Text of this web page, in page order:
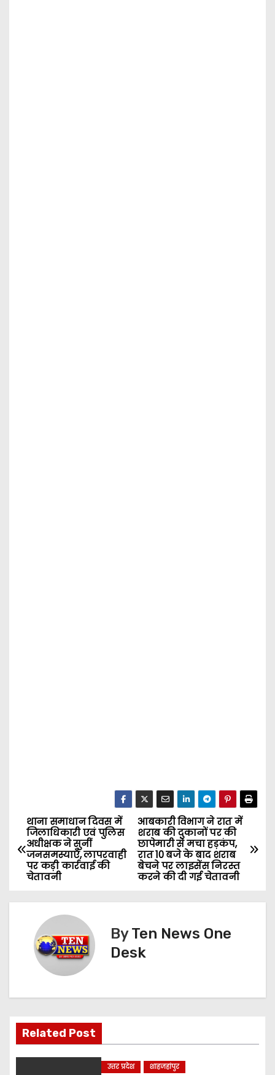
P
o
s
t
g
a
आबकारी विभाग ने रात में
शराब की दुकानों पर की
छापेमारी से मचा हड़कंप,
रात 10 बजे के बाद शराब
बेचने पर लाइसेंस निरस्त
करने की दी गई चेतावनी
थाना समाधान दिवस में
जिलाधिकारी एवं पुलिस
अधीक्षक ने सुनीं
जनसमस्याएँ, लापरवाही
पर कड़ी कार्रवाई की
चेतावनी
ByTen News One
Desk
Related Post
उत्तर प्रदेश शाहजहांपुर